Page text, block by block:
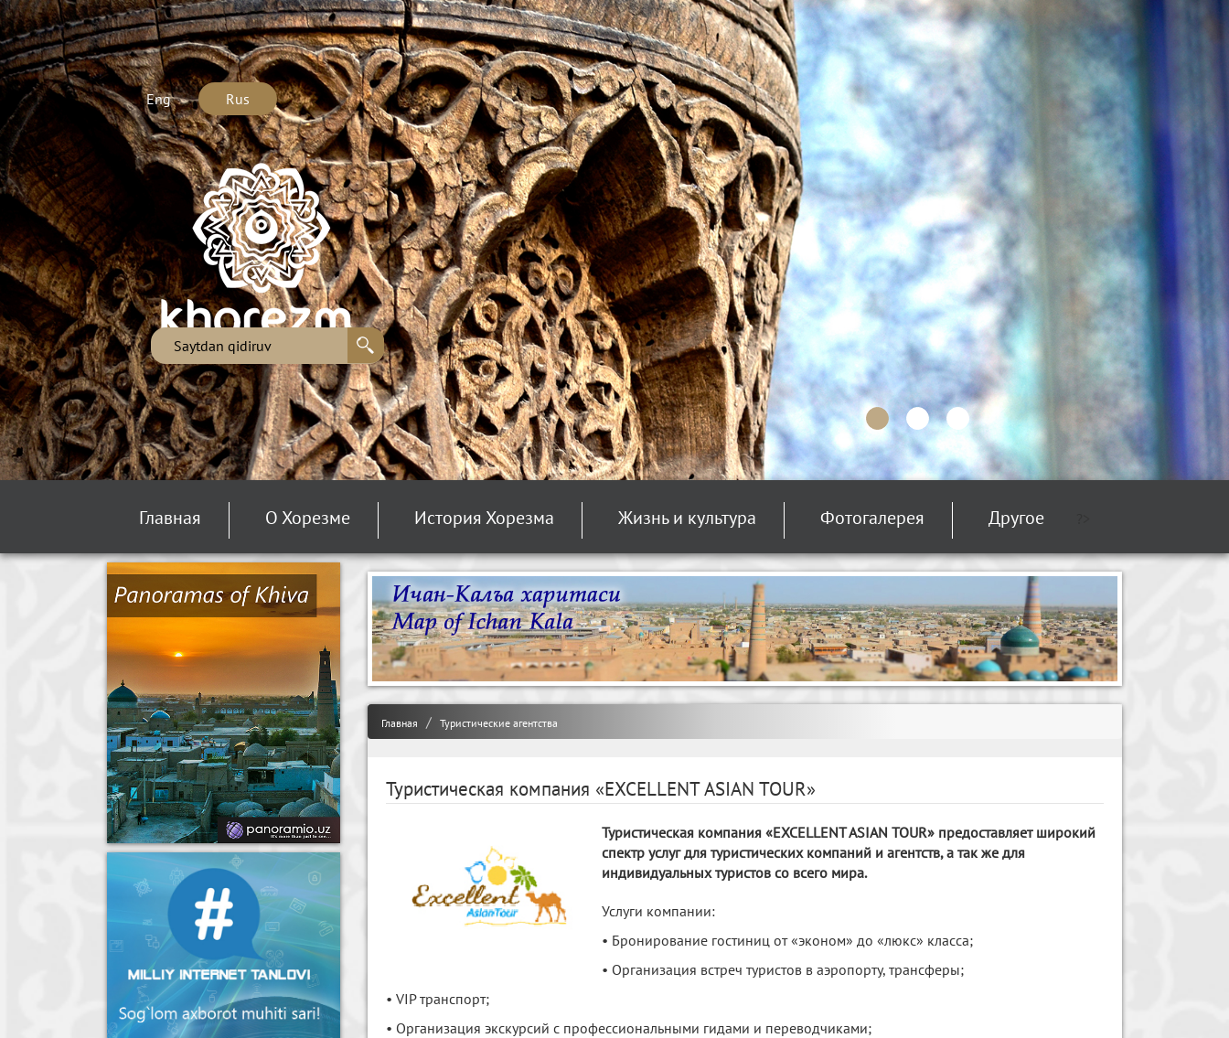
Eng Rus
Главная О Хорезме История Хорезма Жизнь и культура Фотогалерея Другое
Главная Туристические агентства
Туристическая компания «EXCELLENT ASIAN TOUR»
Туристическая компания «EXCELLENT ASIAN TOUR» предоставляет широкий
спектр услуг для туристических компаний и агентств, а так же для
индивидуальных туристов со всего мира.
Услуги компании:
• Бронирование гостиниц от «эконом» до «люкс» класса;
• Организация встреч туристов в аэропорту, трансферы;
• VIP транспорт;
• Организация экскурсий с профессиональными гидами и переводчиками;